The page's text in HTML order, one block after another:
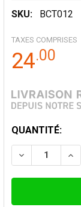
SKU: BCT012
TAXES COMPRISES
24.00
STOCK
ACTUEL:
QUANTITÉ:
DIMINUER